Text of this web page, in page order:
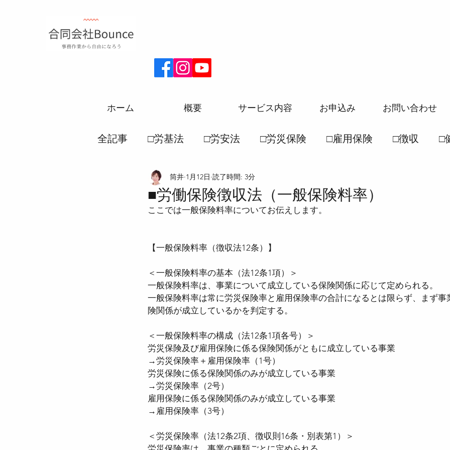
ホーム 概要 サービス内容 お申込み お問い合わせ
全記事 □労基法 □労安法 □労災保険 □雇用保険 □徴収 □
□厚生年金 □労務一般常識
●確定給付企業年金法 ●確定拠出年金法 ●社会保険労務士法 ●
●労働組合法 ●労働時間設定改善法 ●男女雇用機会均等法
■労働保険徴収法（一般保険料率）
筒井 1月12日 読了時間: 3分
ここでは一般保険料率についてお伝えします。
【一般保険料率（徴収法12条）】
＜一般保険料率の基本（法12条1項）＞
一般保険料率は、事業について成立している保険関係に応じて定められる。
一般保険料率は常に労災保険率と雇用保険率の合計になるとは限らず、まず事
険関係が成立しているかを判定する。
＜一般保険料率の構成（法12条1項各号）＞
労災保険及び雇用保険に係る保険関係がともに成立している事業
→労災保険率＋雇用保険率（1号）
労災保険に係る保険関係のみが成立している事業
→労災保険率（2号）
雇用保険に係る保険関係のみが成立している事業
→雇用保険率（3号）
＜労災保険率（法12条2項、徴収則16条・別表第1）＞